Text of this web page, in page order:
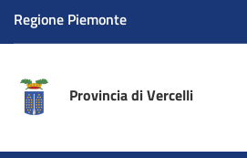
Regione Piemonte
Provincia di Vercelli